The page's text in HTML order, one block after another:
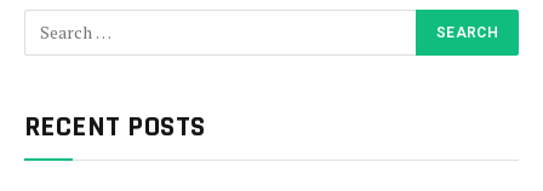
RECENT POSTS